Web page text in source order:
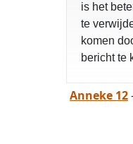
is het
te
komen
bericht te
Anneke 12